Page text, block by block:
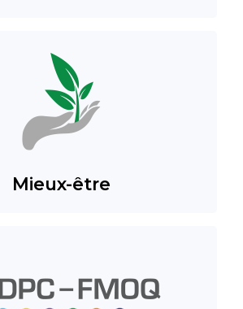
Mieux-être